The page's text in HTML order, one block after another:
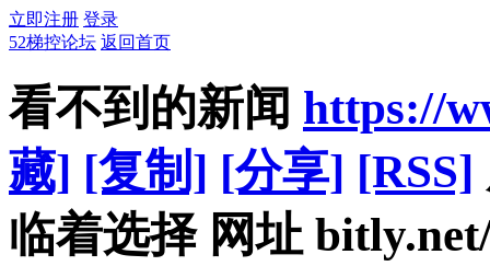
立即注册 登录
52梯控论坛 返回首页
看不到的新闻 https://
藏] [复制] [分享] [RSS]
临着选择 网址